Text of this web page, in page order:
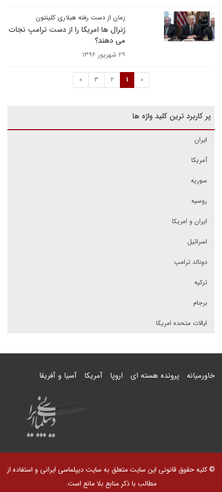
زمان از دست رفته هیلاری کلینتون
ژنرال ها امریکا را از دست ترامپ نجات
می دهند؟
۲۹ شهریور ۱۳۹۶
«
1
2
3
»
پر کاربرد ترین کلید واژه ها
ایران
آمریکا
سوریه
روسیه
ایران و امریکا
اسرائیل
دونالد ترامپ
ترکیه
برجام
ایالات متحده امریکا
خاورمیانه پرونده هسته ای اروپا آمریکا آسیا و آفریقا
© کلیه حقوق قانونی این سایت متعلق به سایت دیپلماسی ایرانی و استفاده از
مطالب با ذکر منابع بلا مانع است.